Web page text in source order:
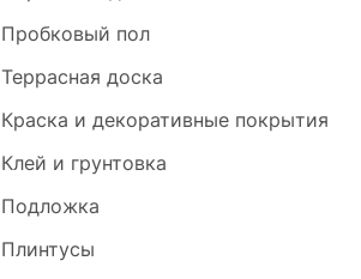
Пробковый пол
Террасная доска
Краска и декоративные покрытия
Клей и грунтовка
Подложка
Плинтусы